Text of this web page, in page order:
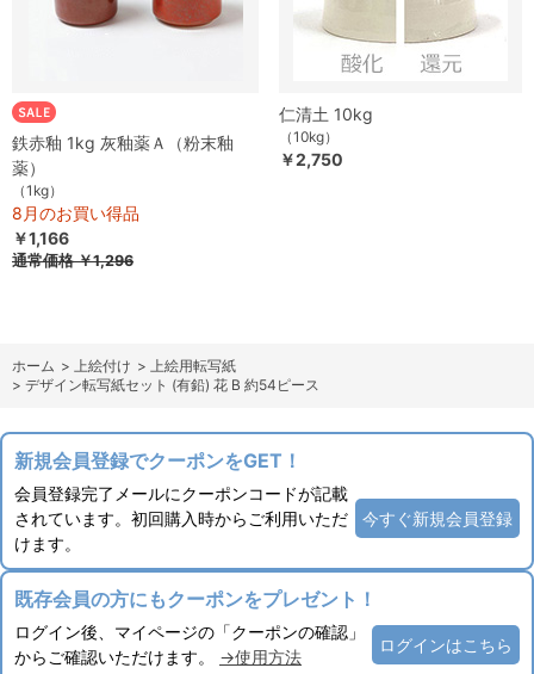
鉄赤釉 1kg 灰釉薬Ａ（粉末釉
薬）
（1kg）
8月のお買い得品
￥1,166
通常価格￥1,296
仁清土 10kg
（10kg）
￥2,750
ホーム > 上絵付け > 上絵用転写紙
> デザイン転写紙セット (有鉛) 花 B 約54ピース
新規会員登録でクーポンをGET！
会員登録完了メールにクーポンコードが記載
されています。初回購入時からご利用いただ
けます。
今すぐ新規会員登録
既存会員の方にもクーポンをプレゼント！
ログイン後、マイページの「クーポンの確認」
からご確認いただけます。 →使用方法
ログインはこちら